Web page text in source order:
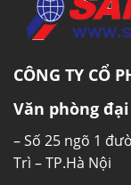
CÔNG TY CỔ
Văn phòng
– Số 25 ngõ 1
Trì – TP.Hà Nội